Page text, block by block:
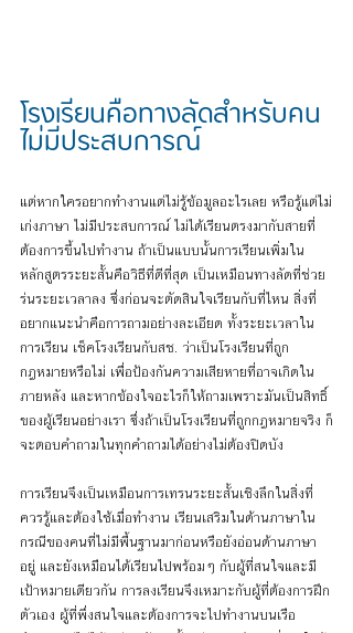
โรงเรียนคือทางลัดสำหรับคน
ไม่มีประสบการณ์
แต่หากใครอยากทำงานแต่ไม่รู้ข้อมูลอะไรเลย หรือรู้แต่ไม่
เก่งภาษา ไม่มีประสบการณ์ ไม่ได้เรียนตรงมากับสายที่
ต้องการขึ้นไปทำงาน ถ้าเป็นแบบนั้นการเรียนเพิ่มใน
หลักสูตรระยะสั้นคือวิธีที่ดีที่สุด เป็นเหมือนทางลัดที่ช่วย
ร่นระยะเวลาลง ซึ่งก่อนจะตัดสินใจเรียนกับที่ไหน สิ่งที่
อยากแนะนำคือการถามอย่างละเอียด ทั้งระยะเวลาใน
การเรียน เช็คโรงเรียนกับสช. ว่าเป็นโรงเรียนที่ถูก
กฎหมายหรือไม่ เพื่อป้องกันความเสียหายที่อาจเกิดใน
ภายหลัง และหากข้องใจอะไรก็ให้ถามเพราะมันเป็นสิทธิ์
ของผู้เรียนอย่างเรา ซึ่งถ้าเป็นโรงเรียนที่ถูกกฎหมายจริง ก็
จะตอบคำถามในทุกคำถามได้อย่างไม่ต้องปิดบัง
การเรียนจึงเป็นเหมือนการเทรนระยะสั้นเชิงลึกในสิ่งที่
ควรรู้และต้องใช้เมื่อทำงาน เรียนเสริมในด้านภาษาใน
กรณีของคนที่ไม่มีพื้นฐานมาก่อนหรือยังอ่อนด้านภาษา
อยู่ และยังเหมือนได้เรียนไปพร้อมๆ กับผู้ที่สนใจและมี
เป้าหมายเดียวกัน การลงเรียนจึงเหมาะกับผู้ที่ต้องการฝึก
ตัวเอง ผู้ที่พึ่งสนใจและต้องการจะไปทำงานบนเรือ